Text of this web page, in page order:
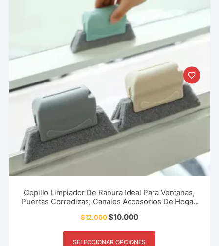
Cepillo Limpiador De Ranura Ideal Para Ventanas,
Puertas Corredizas, Canales Accesorios De Hogar,
$12.000$10.000
SELECCIONAR OPCIONES